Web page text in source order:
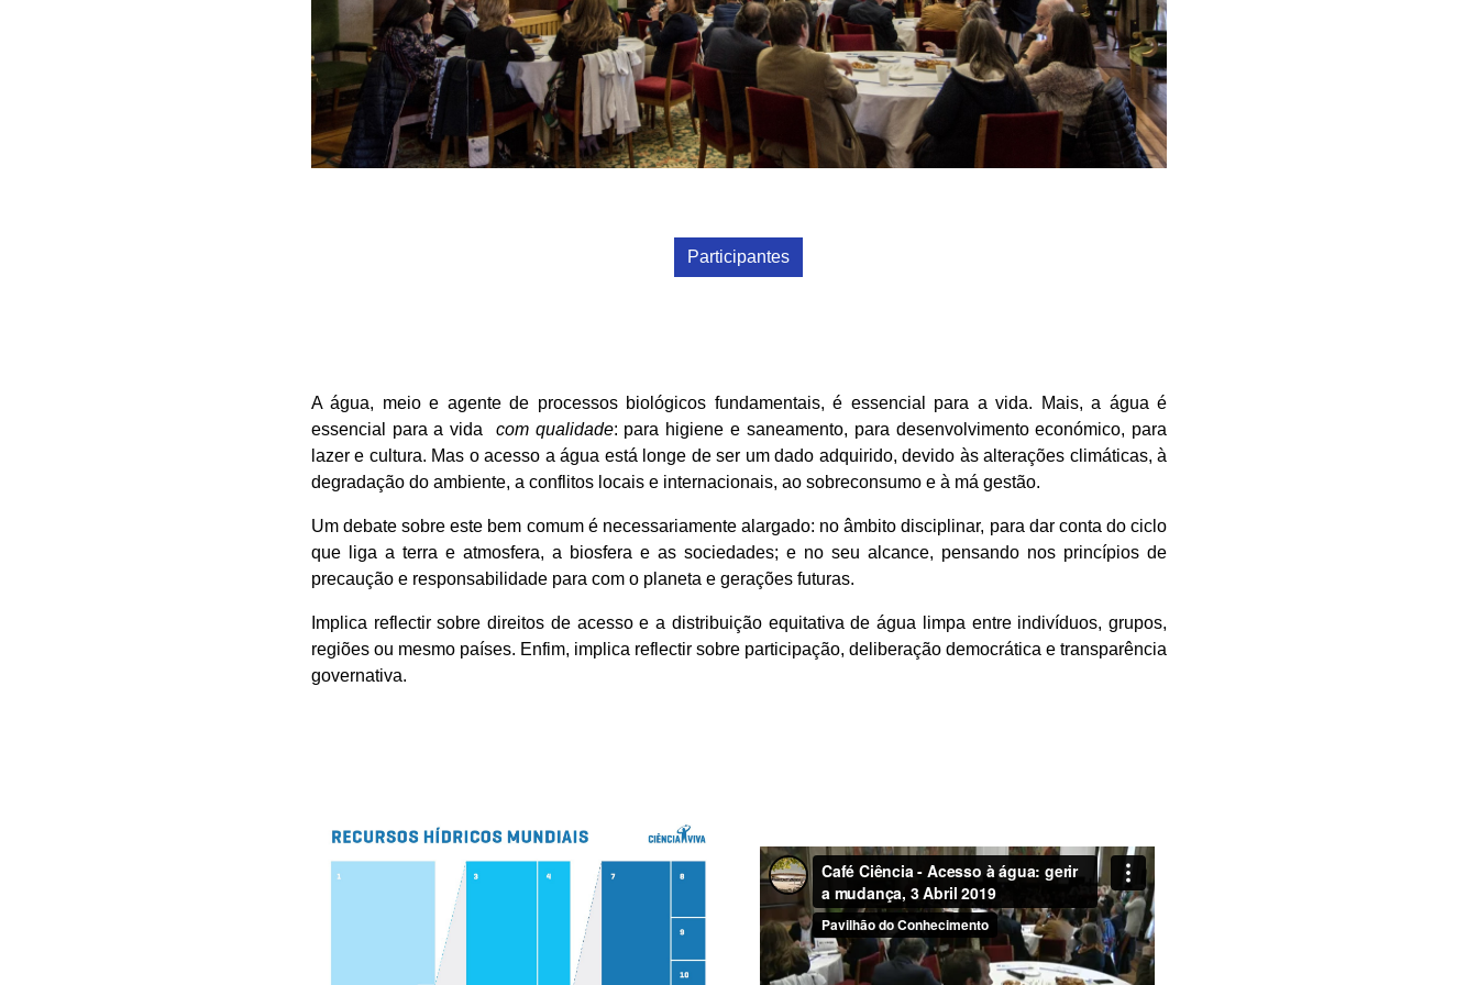
Participantes
A água, meio e agente de processos biológicos fundamentais, é essencial para a vida. Mais, a água é
essencial para a vida com qualidade: para higiene e saneamento, para desenvolvimento económico, para
lazer e cultura. Mas o acesso a água está longe de ser um dado adquirido, devido às alterações climáticas, à
degradação do ambiente, a conflitos locais e internacionais, ao sobreconsumo e à má gestão.
Um debate sobre este bem comum é necessariamente alargado: no âmbito disciplinar, para dar conta do ciclo
que liga a terra e atmosfera, a biosfera e as sociedades; e no seu alcance, pensando nos princípios de
precaução e responsabilidade para com o planeta e gerações futuras.
Implica reflectir sobre direitos de acesso e a distribuição equitativa de água limpa entre indivíduos, grupos,
regiões ou mesmo países. Enfim, implica reflectir sobre participação, deliberação democrática e transparência
governativa.